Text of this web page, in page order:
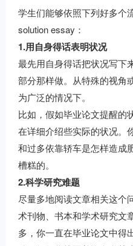
学生们能够依照下列好多个
solution essay：
1.用自身得话表明状况
最先用自身得话把状况写下
部分那样做。从特殊的视角
为广泛的情况下。
比如，假如毕业论文提醒的
在详细介绍些实际的状况。
和过多依靠轿车是怎样造成
槽糕的。
2.科学研究难题
尽量多地阅读文章相关这个
术刊物、书本和学术研究文
多，你一直在毕业论文中得